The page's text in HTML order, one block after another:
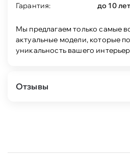
Гарантия:
до 10 лет
Мы предлагаем только самые
актуальные модели, которые
уникальность вашего
Отзывы